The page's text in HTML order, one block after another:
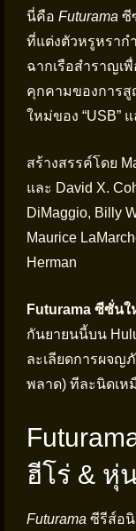
นี่คือ Futurama ซี
ที่แต่งตัวหรูหรากำ
ฉากเรือสำราญเ
คุกคามของการสู
ใหม่ของ “USB”
สร้างสรรค์โดย
และ David X.
DiMaggio, Billy
Maurice
Herman
Futurama ซีซั่นใ
กันยายนนี้บน
ละเลียดการผจญ
พลาด) ทีละนิดเห
ฮีโร่ & หุ่
Futurama ซีรีส์อนิ